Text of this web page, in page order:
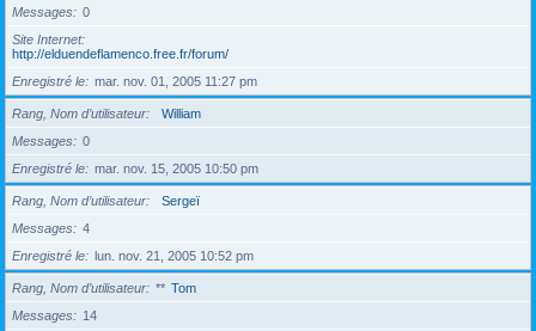
Messages
0
Site Internet
http://elduendeflamenco.free.fr/forum/
Enregistré le
mar. nov. 01, 2005 11:27 pm
Rang, Nom d’utilisateur
William
Messages
0
Enregistré le
mar. nov. 15, 2005 10:50 pm
Rang, Nom d’utilisateur
Sergeï
Messages
4
Enregistré le
lun. nov. 21, 2005 10:52 pm
Rang, Nom d’utilisateur ** Tom
Messages
14